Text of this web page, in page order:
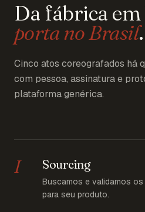
Da fábrica
porta no Brasil.
Cinco atos coreografados há
com pessoa, assinatura e
plataforma genérica.
I Sourcing
Buscamos e validamos
para seu produto.